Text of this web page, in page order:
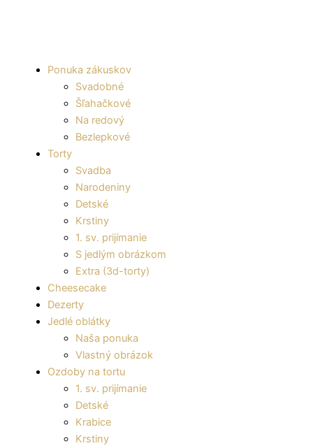
Ponuka zákuskov
Svadobné
Šľahačkové
Na redový
Bezlepkové
Torty
Svadba
Narodeniny
Detské
Krstiny
1. sv. prijímanie
S jedlým obrázkom
Extra (3d-torty)
Cheesecake
Dezerty
Jedlé oblátky
Naša ponuka
Vlastný obrázok
Ozdoby na tortu
1. sv. prijímanie
Detské
Krabice
Krstiny